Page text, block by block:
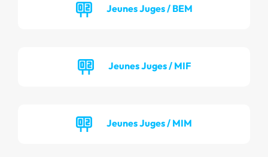
Jeunes Juges / BEM
Jeunes Juges / MIF
Jeunes Juges / MIM